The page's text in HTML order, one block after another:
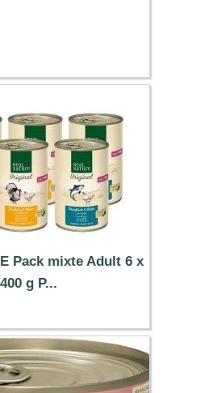
Pack mixte Adult 6 x
400 g P...
€